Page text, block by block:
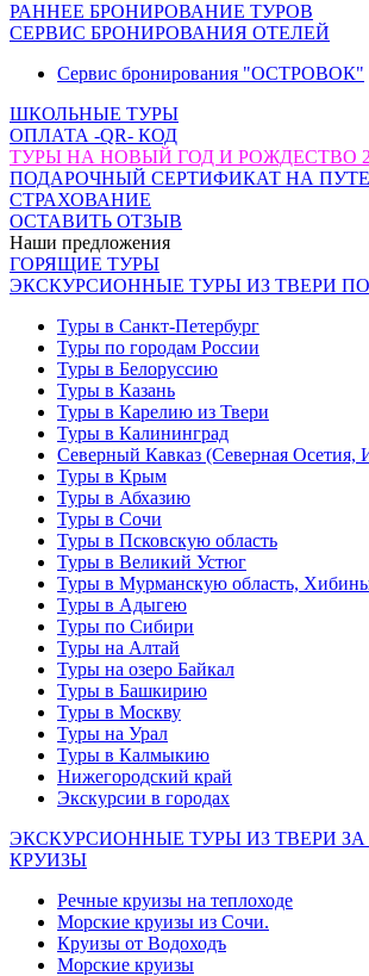
РАННЕЕ БРОНИРОВАНИЕ ТУРОВ
СЕРВИС БРОНИРОВАНИЯ ОТЕЛЕЙ
Сервис бронирования "ОСТРОВОК"
ШКОЛЬНЫЕ ТУРЫ
ОПЛАТА -QR- КОД
ТУРЫ НА НОВЫЙ ГОД И РОЖДЕСТВО
ПОДАРОЧНЫЙ СЕРТИФИКАТ НА
СТРАХОВАНИЕ
ОСТАВИТЬ ОТЗЫВ
Наши предложения
ГОРЯЩИЕ ТУРЫ
ЭКСКУРСИОННЫЕ ТУРЫ ИЗ ТВЕРИ
Туры в Санкт-Петербург
Туры по городам России
Туры в Белоруссию
Туры в Казань
Туры в Карелию из Твери
Туры в Калининград
Северный Кавказ (Северная Осетия,
Туры в Крым
Туры в Абхазию
Туры в Сочи
Туры в Псковскую область
Туры в Великий Устюг
Туры в Мурманскую область,
Туры в Адыгею
Туры по Сибири
Туры на Алтай
Туры на озеро Байкал
Туры в Башкирию
Туры в Москву
Туры на Урал
Туры в Калмыкию
Нижегородский край
Экскурсии в городах
ЭКСКУРСИОННЫЕ ТУРЫ ИЗ ТВЕРИ
КРУИЗЫ
Речные круизы на теплоходе
Морские круизы из Сочи.
Круизы от Водоходъ
Морские круизы